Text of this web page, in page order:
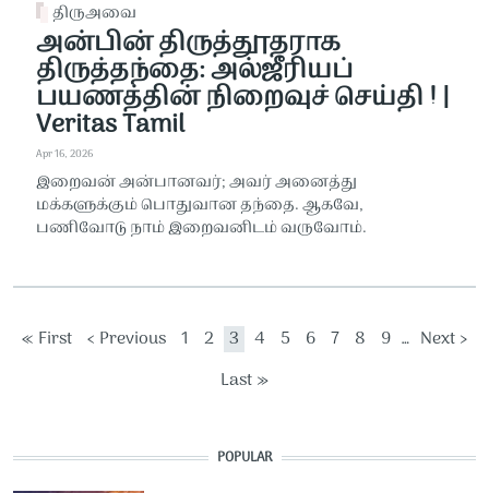
திருஅவை
அன்பின் திருத்தூதராக
திருத்தந்தை: அல்ஜீரியப்
பயணத்தின் நிறைவுச் செய்தி ! |
Veritas Tamil
Apr 16, 2026
இறைவன் அன்பானவர்; அவர் அனைத்து
மக்களுக்கும் பொதுவான தந்தை. ஆகவே,
பணிவோடு நாம் இறைவனிடம் வருவோம்.
Pagination
First page
« First Previous page
‹ Previous Page
1 Page
2 Current page
3 Page
4 Page
5 Page
6 Page
7 Page
8 Page
9 … Next
Next ›
Last page
Last »
POPULAR